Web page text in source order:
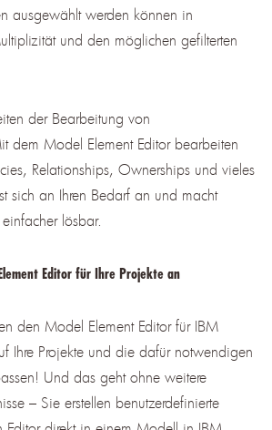
ausgewählt werden können in
und den möglichen gefilterten
der Bearbeitung von
dem Model Element Editor bearbeiten
Relationships, Ownerships und vieles
sich an Ihren Bedarf an und macht
lösbar.
Editor für Ihre Projekte an
den Model Element Editor für IBM
Ihre Projekte und die dafür notwendigen
Und das geht ohne weitere
– Sie erstellen benutzerdefinierte